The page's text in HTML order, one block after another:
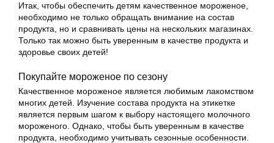
Итак, чтобы обеспечить детям качественное мороженое,
необходимо не только обращать внимание на состав
продукта, но и сравнивать цены на нескольких магазинах.
Только так можно быть уверенным в качестве продукта и
здоровье своих детей!
Покупайте мороженое по сезону
Качественное мороженое является любимым лакомством
многих детей. Изучение состава продукта на этикетке
является первым шагом к выбору настоящего молочного
мороженого. Однако, чтобы быть уверенным в качестве
продукта, необходимо учитывать сезонные особенности.